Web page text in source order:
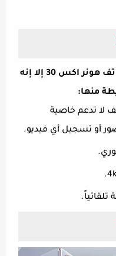
على الرغم من وجود مميزات ل هاتف هونر اكس 30 إلا إنه
منها:
لا تدعم خاصية
أو تسجيل أي فيديو.